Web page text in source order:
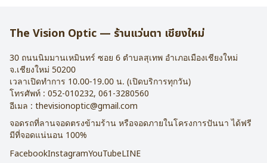
The Vision Optic — ร้านแว่นตา เชียงใหม่
30 ถนนนิมมานเหมินทร์ ซอย 6 ตำบลสุเทพ อำเภอเมืองเชียงใหม่
จ.เชียงใหม่ 50200
เวลาเปิดทำการ 10.00-19.00 น. (เปิดบริการทุกวัน)
โทรศัพท์ : 052-010232, 061-3280560
อีเมล : thevisionoptic@gmail.com
จอดรถที่ลานจอดตรงข้ามร้าน หรือจอดภายในโครงการปันนา ได้ฟรี
มีที่จอดแน่นอน 100%
FacebookInstagramYouTubeLINE